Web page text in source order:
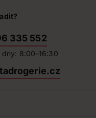
335 552
dny: 8:00–16:30